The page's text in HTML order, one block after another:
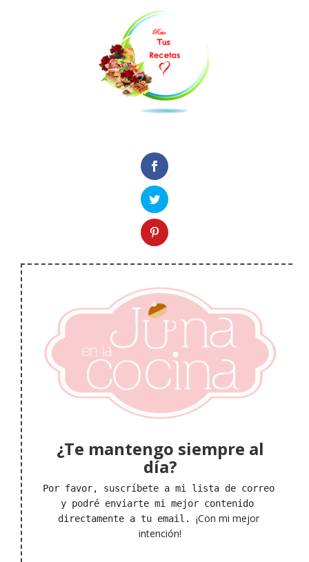
¿Te mantengo siempre al
día?
Por favor, suscríbete a mi lista de correo
y podré enviarte mi mejor contenido
directamente a tu email. ¡Con mi mejor
intención!